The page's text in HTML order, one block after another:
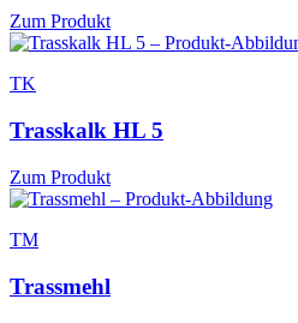
Zum Produkt
TK
Trasskalk HL 5
Zum Produkt
TM
Trassmehl